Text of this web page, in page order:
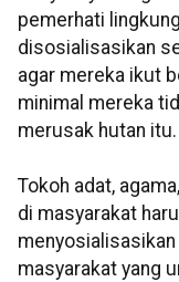
pemerhati
disosialisasikan
agar mereka ikut
minimal mereka
merusak hutan itu.
Tokoh adat,
di masyarakat
masyarakat yang